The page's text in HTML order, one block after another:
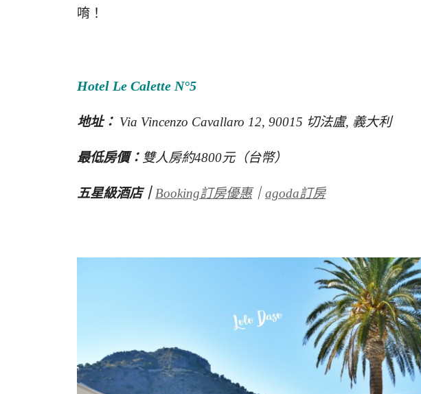
唷！
Hotel Le Calette N°5
地址： Via Vincenzo Cavallaro 12, 90015 切法盧, 義大利
最低房價： 雙人房約4800元（台幣）
五星級酒店｜ Booking訂房優惠｜ agoda訂房